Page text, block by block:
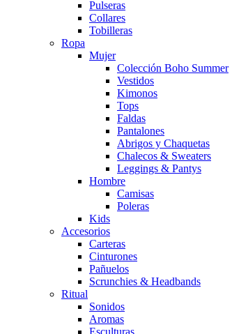
Pulseras
Collares
Tobilleras
Ropa
Mujer
Colección Boho Summer
Vestidos
Kimonos
Tops
Faldas
Pantalones
Abrigos y Chaquetas
Chalecos & Sweaters
Leggings & Pantys
Hombre
Camisas
Poleras
Kids
Accesorios
Carteras
Cinturones
Pañuelos
Scrunchies & Headbands
Ritual
Sonidos
Aromas